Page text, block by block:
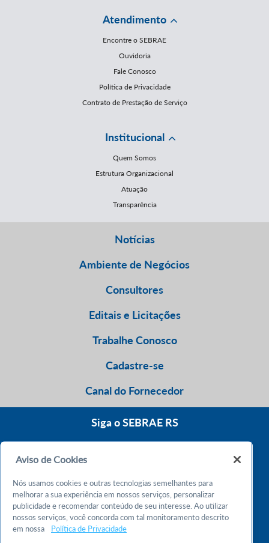
Atendimento
Encontre o SEBRAE
Ouvidoria
Fale Conosco
Política de Privacidade
Contrato de Prestação de Serviço
Institucional
Quem Somos
Estrutura Organizacional
Atuação
Transparência
Notícias
Ambiente de Negócios
Consultores
Editais e Licitações
Trabalhe Conosco
Cadastre-se
Canal do Fornecedor
Siga o SEBRAE RS
Atendimento 24h
Chame no WhatsApp
Aviso de Cookies
Nós usamos cookies e outras tecnologias semelhantes para
melhorar a sua experiência em nossos serviços, personalizar
publicidade e recomendar conteúdo de seu interesse. Ao utilizar
nossos serviços, você concorda com tal monitoramento descrito
em nossa
Política de Privacidade